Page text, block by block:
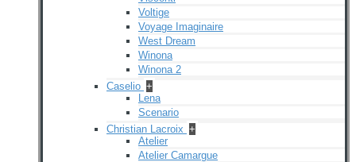
Voltige
Voyage Imaginaire
West Dream
Winona
Winona 2
Caselio +
Lena
Scenario
Christian Lacroix +
Atelier
Atelier Camargue